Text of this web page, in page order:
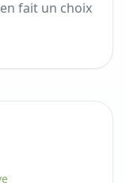
fait un choix